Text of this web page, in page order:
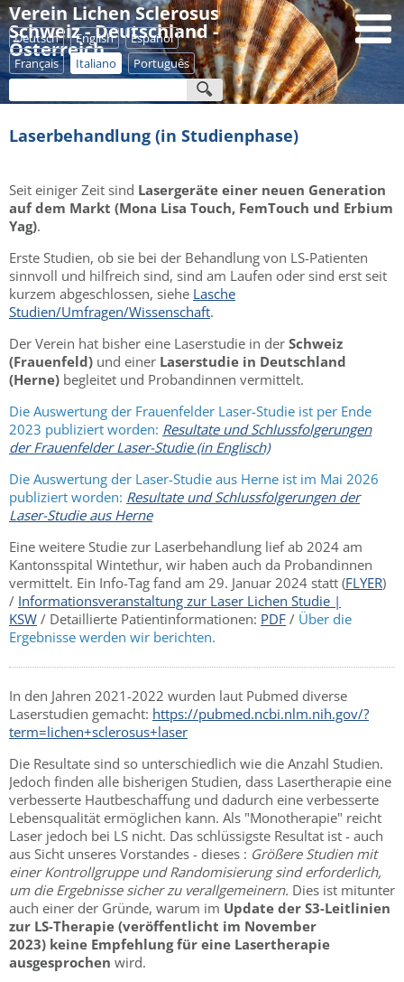
Verein Lichen Sclerosus
Schweiz - Deutschland -
Österreich
Deutsch English
Español
Français
Italiano Português
Laserbehandlung (in Studienphase)
Seit einiger Zeit sind Lasergeräte einer neuen Generation
auf dem Markt (Mona Lisa Touch, FemTouch und Erbium
Yag).
Erste Studien, ob sie bei der Behandlung von LS-Patienten
sinnvoll und hilfreich sind, sind am Laufen oder sind erst seit
kurzem abgeschlossen, siehe Lasche
Studien/Umfragen/Wissenschaft.
Der Verein hat bisher eine Laserstudie in der Schweiz
(Frauenfeld) und einer Laserstudie in Deutschland
(Herne) begleitet und Probandinnen vermittelt.
Die Auswertung der Frauenfelder Laser-Studie ist per Ende
2023 publiziert worden: Resultate und Schlussfolgerungen
der Frauenfelder Laser-Studie (in Englisch)
Die Auswertung der Laser-Studie aus Herne ist im Mai 2026
publiziert worden: Resultate und Schlussfolgerungen der
Laser-Studie aus Herne
Eine weitere Studie zur Laserbehandlung lief ab 2024 am
Kantonsspital Wintethur, wir haben auch da Probandinnen
vermittelt. Ein Info-Tag fand am 29. Januar 2024 statt (FLYER)
/ Informationsveranstaltung zur Laser Lichen Studie |
KSW / Detaillierte Patientinformationen: PDF / Über die
Ergebnisse werden wir berichten.
In den Jahren 2021-2022 wurden laut Pubmed diverse
Laserstudien gemacht: https://pubmed.ncbi.nlm.nih.gov/?
term=lichen+sclerosus+laser
Die Resultate sind so unterschiedlich wie die Anzahl Studien.
Jedoch finden alle bisherigen Studien, dass Lasertherapie eine
verbesserte Hautbeschaffung und dadurch eine verbesserte
Lebensqualität ermöglichen kann. Als "Monotherapie" reicht
Laser jedoch bei LS nicht. Das schlüssigste Resultat ist - auch
aus Sicht unseres Vorstandes - dieses : Größere Studien mit
einer Kontrollgruppe und Randomisierung sind erforderlich,
um die Ergebnisse sicher zu verallgemeinern. Dies ist mitunter
auch einer der Gründe, warum im Update der S3-Leitlinien
zur LS-Therapie (veröffentlicht im November
2023) keine Empfehlung für eine Lasertherapie
ausgesprochen wird.